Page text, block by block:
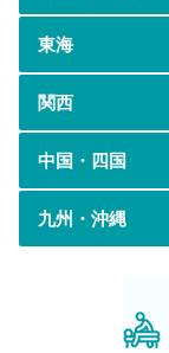
東海
関西
中国・四国
九州・沖縄